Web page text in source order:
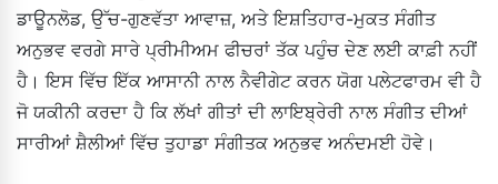
ਡਾਊਨਲੋਡ, ਉੱਚ-ਗੁਣਵੱਤਾ ਆਵਾਜ਼, ਅਤੇ ਇਸ਼ਤਿਹਾਰ-ਮੁਕਤ ਸੰਗੀਤ
ਅਨੁਭਵ ਵਰਗੇ ਸਾਰੇ ਪ੍ਰੀਮੀਅਮ ਫੀਚਰਾਂ ਤੱਕ ਪਹੁੰਚ ਦੇਣ ਲਈ ਕਾਫ਼ੀ ਨਹੀਂ
ਹੈ। ਇਸ ਵਿੱਚ ਇੱਕ ਆਸਾਨੀ ਨਾਲ ਨੈਵੀਗੇਟ ਕਰਨ ਯੋਗ ਪਲੇਟਫਾਰਮ ਵੀ ਹੈ
ਜੋ ਯਕੀਨੀ ਕਰਦਾ ਹੈ ਕਿ ਲੱਖਾਂ ਗੀਤਾਂ ਦੀ ਲਾਇਬ੍ਰੇਰੀ ਨਾਲ ਸੰਗੀਤ ਦੀਆਂ
ਸਾਰੀਆਂ ਸ਼ੈਲੀਆਂ ਵਿੱਚ ਤੁਹਾਡਾ ਸੰਗੀਤਕ ਅਨੁਭਵ ਅਨੰਦਮਈ ਹੋਵੇ।